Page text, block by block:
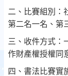
二、比賽組別：
第二名一名、第
三、收件方式：
作財產權授權同
四、書法比賽實